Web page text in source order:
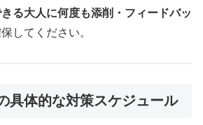
る大人に何度も添削・フィードバッ
してください。
具体的な対策スケジュール